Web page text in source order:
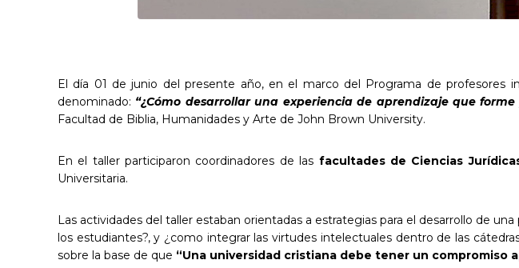
El día 01 de junio del presente año, en el marco del Programa de profesores
denominado: “¿Cómo desarrollar una experiencia de aprendizaje que forme
Facultad de Biblia, Humanidades y Arte de John Brown University.
En el taller participaron coordinadores de las facultades de Ciencias
Universitaria.
Las actividades del taller estaban orientadas a estrategias para el desarrollo de
los estudiantes?, y ¿como integrar las virtudes intelectuales dentro de las
sobre la base de que “Una universidad cristiana debe tener un compromiso